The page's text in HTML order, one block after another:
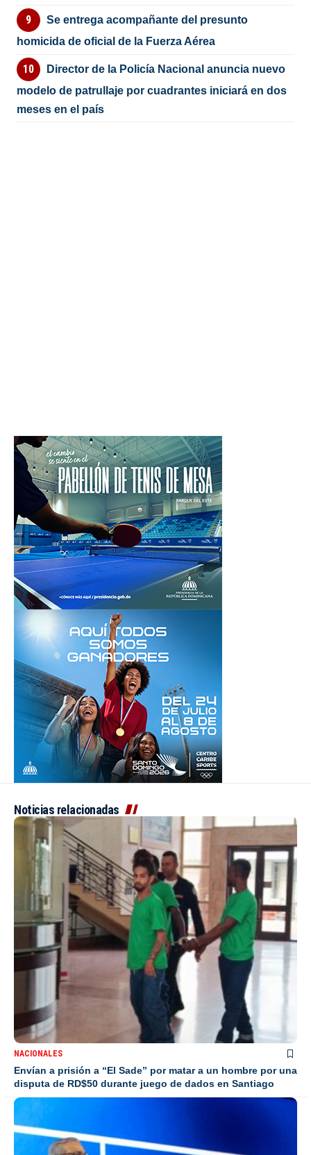
Se entrega acompañante del presunto
homicida de oficial de la Fuerza Aérea
Director de la Policía Nacional anuncia nuevo
modelo de patrullaje por cuadrantes iniciará en dos
meses en el país
Noticias relacionadas
NACIONALES
Envían a prisión a “El Sade” por matar a un hombre por una
disputa de RD$50 durante juego de dados en Santiago